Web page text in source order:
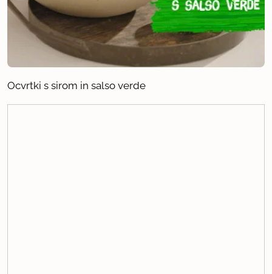
Ocvrtki s sirom in salso verde